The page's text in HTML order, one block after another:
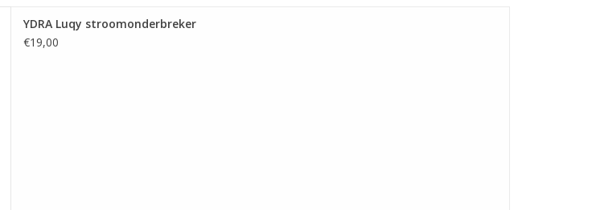
YDRA Luqy stroomonderbreker
€19,00